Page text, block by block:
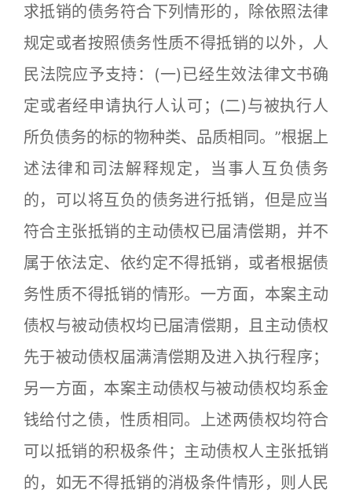
求抵销的债务符合下列情形的，除依照法律
规定或者按照债务性质不得抵销的以外，人
民法院应予支持：(一)已经生效法律文书确
定或者经申请执行人认可；(二)与被执行人
所负债务的标的物种类、品质相同。”根据上
述法律和司法解释规定，当事人互负债务
的，可以将互负的债务进行抵销，但是应当
符合主张抵销的主动债权已届清偿期，并不
属于依法定、依约定不得抵销，或者根据债
务性质不得抵销的情形。一方面，本案主动
债权与被动债权均已届清偿期，且主动债权
先于被动债权届满清偿期及进入执行程序；
另一方面，本案主动债权与被动债权均系金
钱给付之债，性质相同。上述两债权均符合
可以抵销的积极条件；主动债权人主张抵销
的，如无不得抵销的消极条件情形，则人民